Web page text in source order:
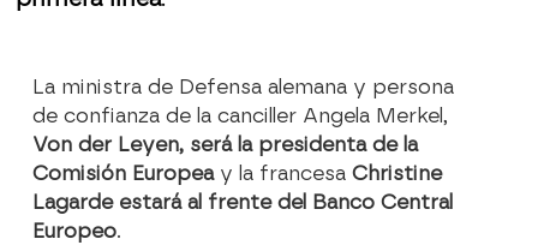
La ministra de Defensa alemana y persona
de confianza de la canciller Angela Merkel,
Von der Leyen, será la presidenta de la
Comisión Europeay la francesaChristine
Lagarde estará al frente del Banco Central
Europeo.